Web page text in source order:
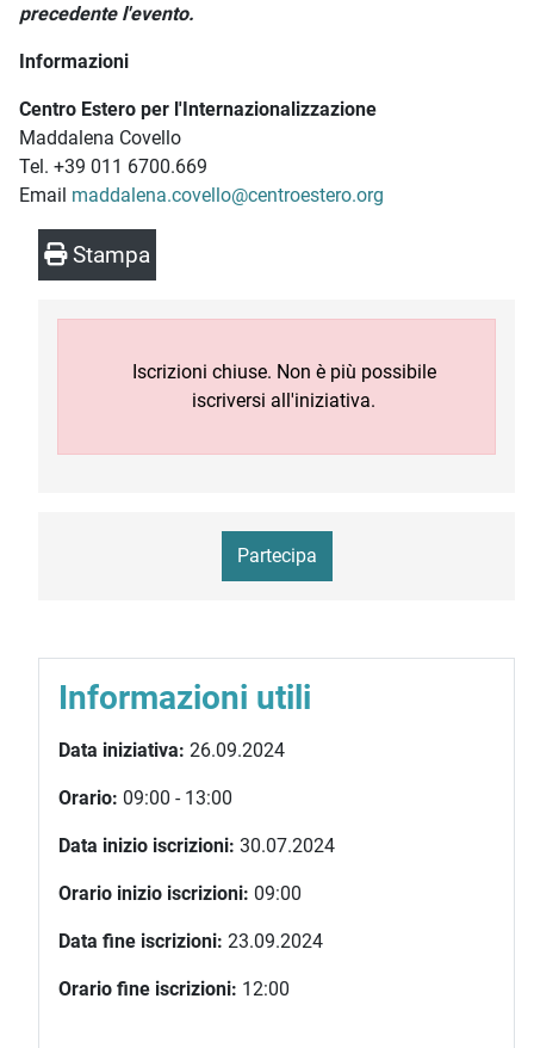
precedente l'evento.
Informazioni
Centro Estero per l'Internazionalizzazione
Maddalena Covello
Tel. +39 011 6700.669
Email maddalena.covello@centroestero.org
Stampa
Iscrizioni chiuse. Non è più possibile
iscriversi all'iniziativa.
Partecipa
Informazioni utili
Data iniziativa: 26.09.2024
Orario: 09:00 - 13:00
Data inizio iscrizioni: 30.07.2024
Orario inizio iscrizioni: 09:00
Data fine iscrizioni: 23.09.2024
Orario fine iscrizioni: 12:00